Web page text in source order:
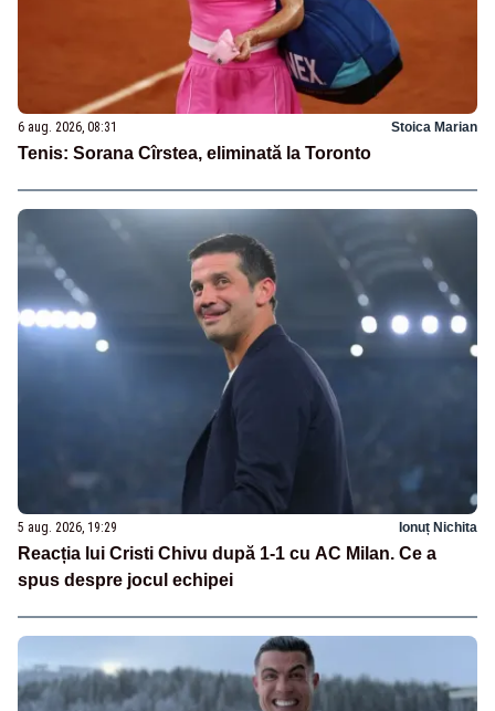
6 aug. 2026, 08:31 Stoica Marian
Tenis: Sorana Cîrstea, eliminată la Toronto
5 aug. 2026, 19:29 Ionuț Nichita
Reacția lui Cristi Chivu după 1-1 cu AC Milan. Ce a
spus despre jocul echipei